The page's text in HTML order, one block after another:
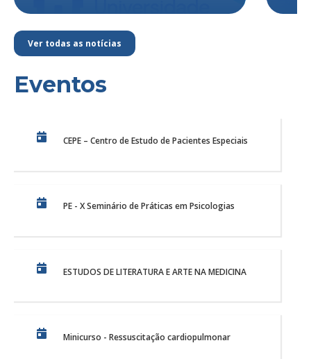
Ver todas as notícias
Eventos
CEPE – Centro de Estudo de Pacientes Especiais
PE - X Seminário de Práticas em Psicologias
ESTUDOS DE LITERATURA E ARTE NA MEDICINA
Minicurso - Ressuscitação cardiopulmonar